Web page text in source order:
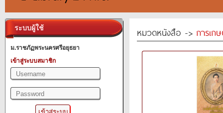
ระบบผู้ใช้
ม.ราชภัฏพระนครศรีอยุธยา
เข้าสู่ระบบสมาชิก
หมวดหนังสือ -> การเก